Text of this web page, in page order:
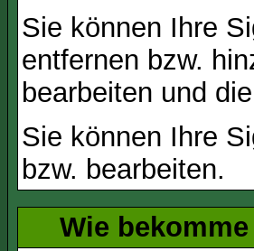
Sie können Ihre
entfernen bzw.
bearbeiten und
Sie können Ihre
bzw. bearbeiten.
Wie